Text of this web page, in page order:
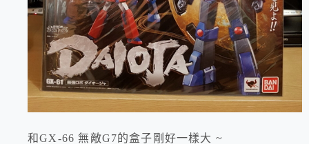
和GX-66 無敵G7的盒子剛好一樣大 ~